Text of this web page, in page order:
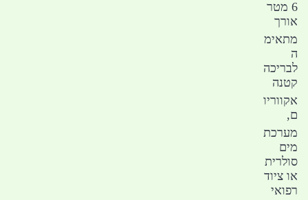
6 מטר
אורך
מתאימ
ה
לבריכה
קטנה
אקווריו
ם,
מערכת
מים
סולרית
או ציוד
רפואי